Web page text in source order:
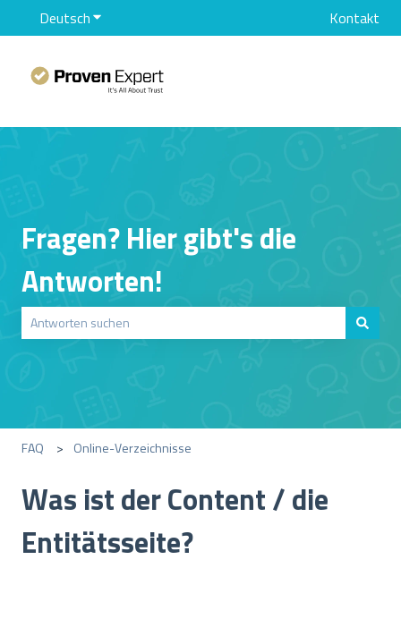
DeutschUntermenü für Übersetzungen anzeigenKontakt
Fragen? Hier gibt's die
Antworten!
FAQ Online-Verzeichnisse
Was ist der Content / die
Entitätsseite?